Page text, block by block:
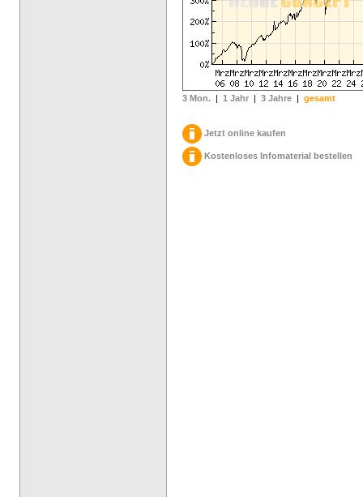
3 Mon. | 1 Jahr | 3 Jahre | gesamt
Jetzt online kaufen
Kostenloses Infomaterial bestellen